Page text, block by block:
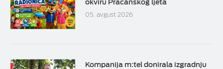
okviru Pračanskog ljeta
05. avgust 2026
Kompanija m:tel donirala izgradnju